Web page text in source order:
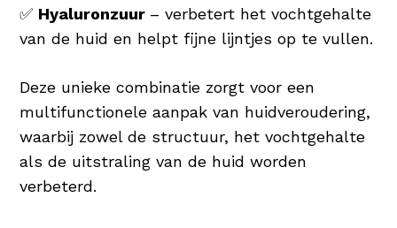
✅ Hyaluronzuur – verbetert het vochtgehalte
van de huid en helpt fijne lijntjes op te vullen.
Deze unieke combinatie zorgt voor een
multifunctionele aanpak van huidveroudering,
waarbij zowel de structuur, het vochtgehalte
als de uitstraling van de huid worden
verbeterd.